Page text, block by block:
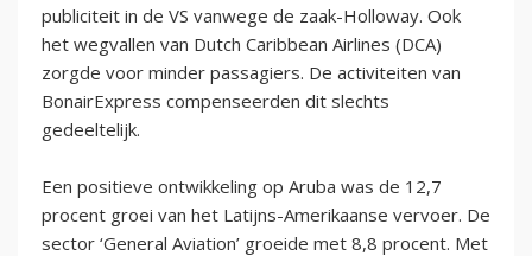
publiciteit in de VS vanwege de zaak-Holloway. Ook
het wegvallen van Dutch Caribbean Airlines (DCA)
zorgde voor minder passagiers. De activiteiten van
BonairExpress compenseerden dit slechts
gedeeltelijk.
Een positieve ontwikkeling op Aruba was de 12,7
procent groei van het Latijns-Amerikaanse vervoer. De
sector ‘General Aviation’ groeide met 8,8 procent. Met